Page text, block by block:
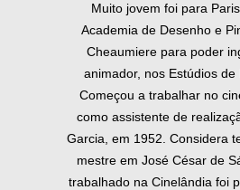
Muito jovem foi para
Academia de Desenho e
Cheaumiere para poder
animador, nos Estúdios de
Começou a trabalhar no
como assistente de
Garcia, em 1952. Considera
mestre em José César de
trabalhado na Cinelândia foi